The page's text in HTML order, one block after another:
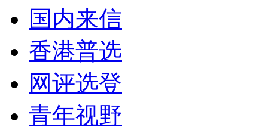
国内来信
香港普选
网评选登
青年视野